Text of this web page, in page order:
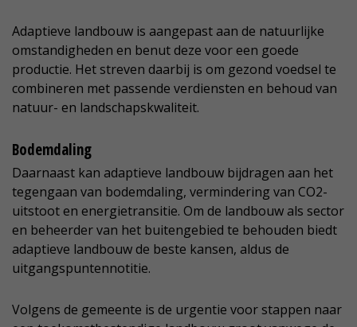
Adaptieve landbouw is aangepast aan de natuurlijke
omstandigheden en benut deze voor een goede
productie. Het streven daarbij is om gezond voedsel te
combineren met passende verdiensten en behoud van
natuur- en landschapskwaliteit.
Bodemdaling
Daarnaast kan adaptieve landbouw bijdragen aan het
tegengaan van bodemdaling, vermindering van CO2-
uitstoot en energietransitie. Om de landbouw als sector
en beheerder van het buitengebied te behouden biedt
adaptieve landbouw de beste kansen, aldus de
uitgangspuntennotitie.
Volgens de gemeente is de urgentie voor stappen naar